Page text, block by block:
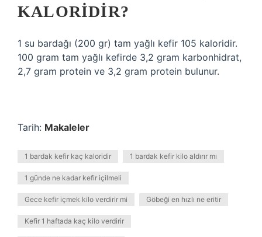
KALORIDIR?
1 su bardağı (200 gr) tam yağlı kefir 105 kaloridir.
100 gram tam yağlı kefirde 3,2 gram karbonhidrat,
2,7 gram protein ve 3,2 gram protein bulunur.
Tarih: Makaleler
1 bardak kefir kaç kaloridir 1 bardak kefir kilo aldırır mı
1 günde ne kadar kefir içilmeli
Gece kefir içmek kilo verdirir mi Göbeği en hızlı ne eritir
Kefir 1 haftada kaç kilo verdirir